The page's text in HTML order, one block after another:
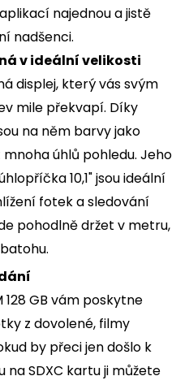
najednou a jistě
nadšenci.
v ideální velikosti
displej, který vás svým
mile překvapí. Díky
na něm barvy jako
úhlů pohledu. Jeho
10,1" jsou ideální
fotek a sledování
pohodlně držet v metru,
GB vám poskytne
z dovolené, filmy
by přeci jen došlo k
SDXC kartu ji můžete